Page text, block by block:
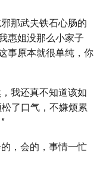
那武夫铁石心肠的
惠姐没那么小家子
事原本就很单纯，你
我还真不知道该如
了口气，不嫌烦累
，会的，事情一忙